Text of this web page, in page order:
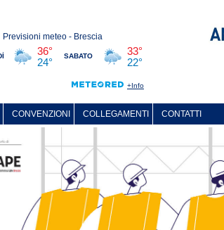
CONVENZIONI COLLEGAMENTI CONTATTI